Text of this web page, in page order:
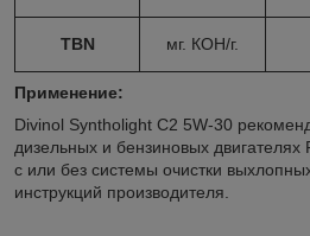
TBN мг. КОН/г.
Применение:
Divinol Syntholight C2 5W-30
дизельных и бензиновых
с или без системы очистки
инструкций производителя.